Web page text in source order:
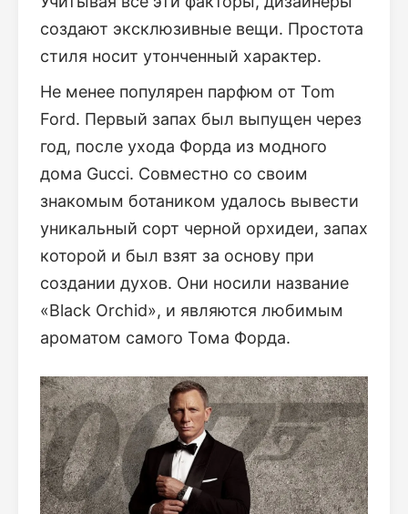
создают эксклюзивные вещи. Простота
стиля носит утонченный характер.
Не менее популярен парфюм от Tom
Ford. Первый запах был выпущен через
год, после ухода Форда из модного
дома Gucci. Совместно со своим
знакомым ботаником удалось вывести
уникальный сорт черной орхидеи, запах
которой и был взят за основу при
создании духов. Они носили название
«Black Orchid», и являются любимым
ароматом самого Тома Форда.